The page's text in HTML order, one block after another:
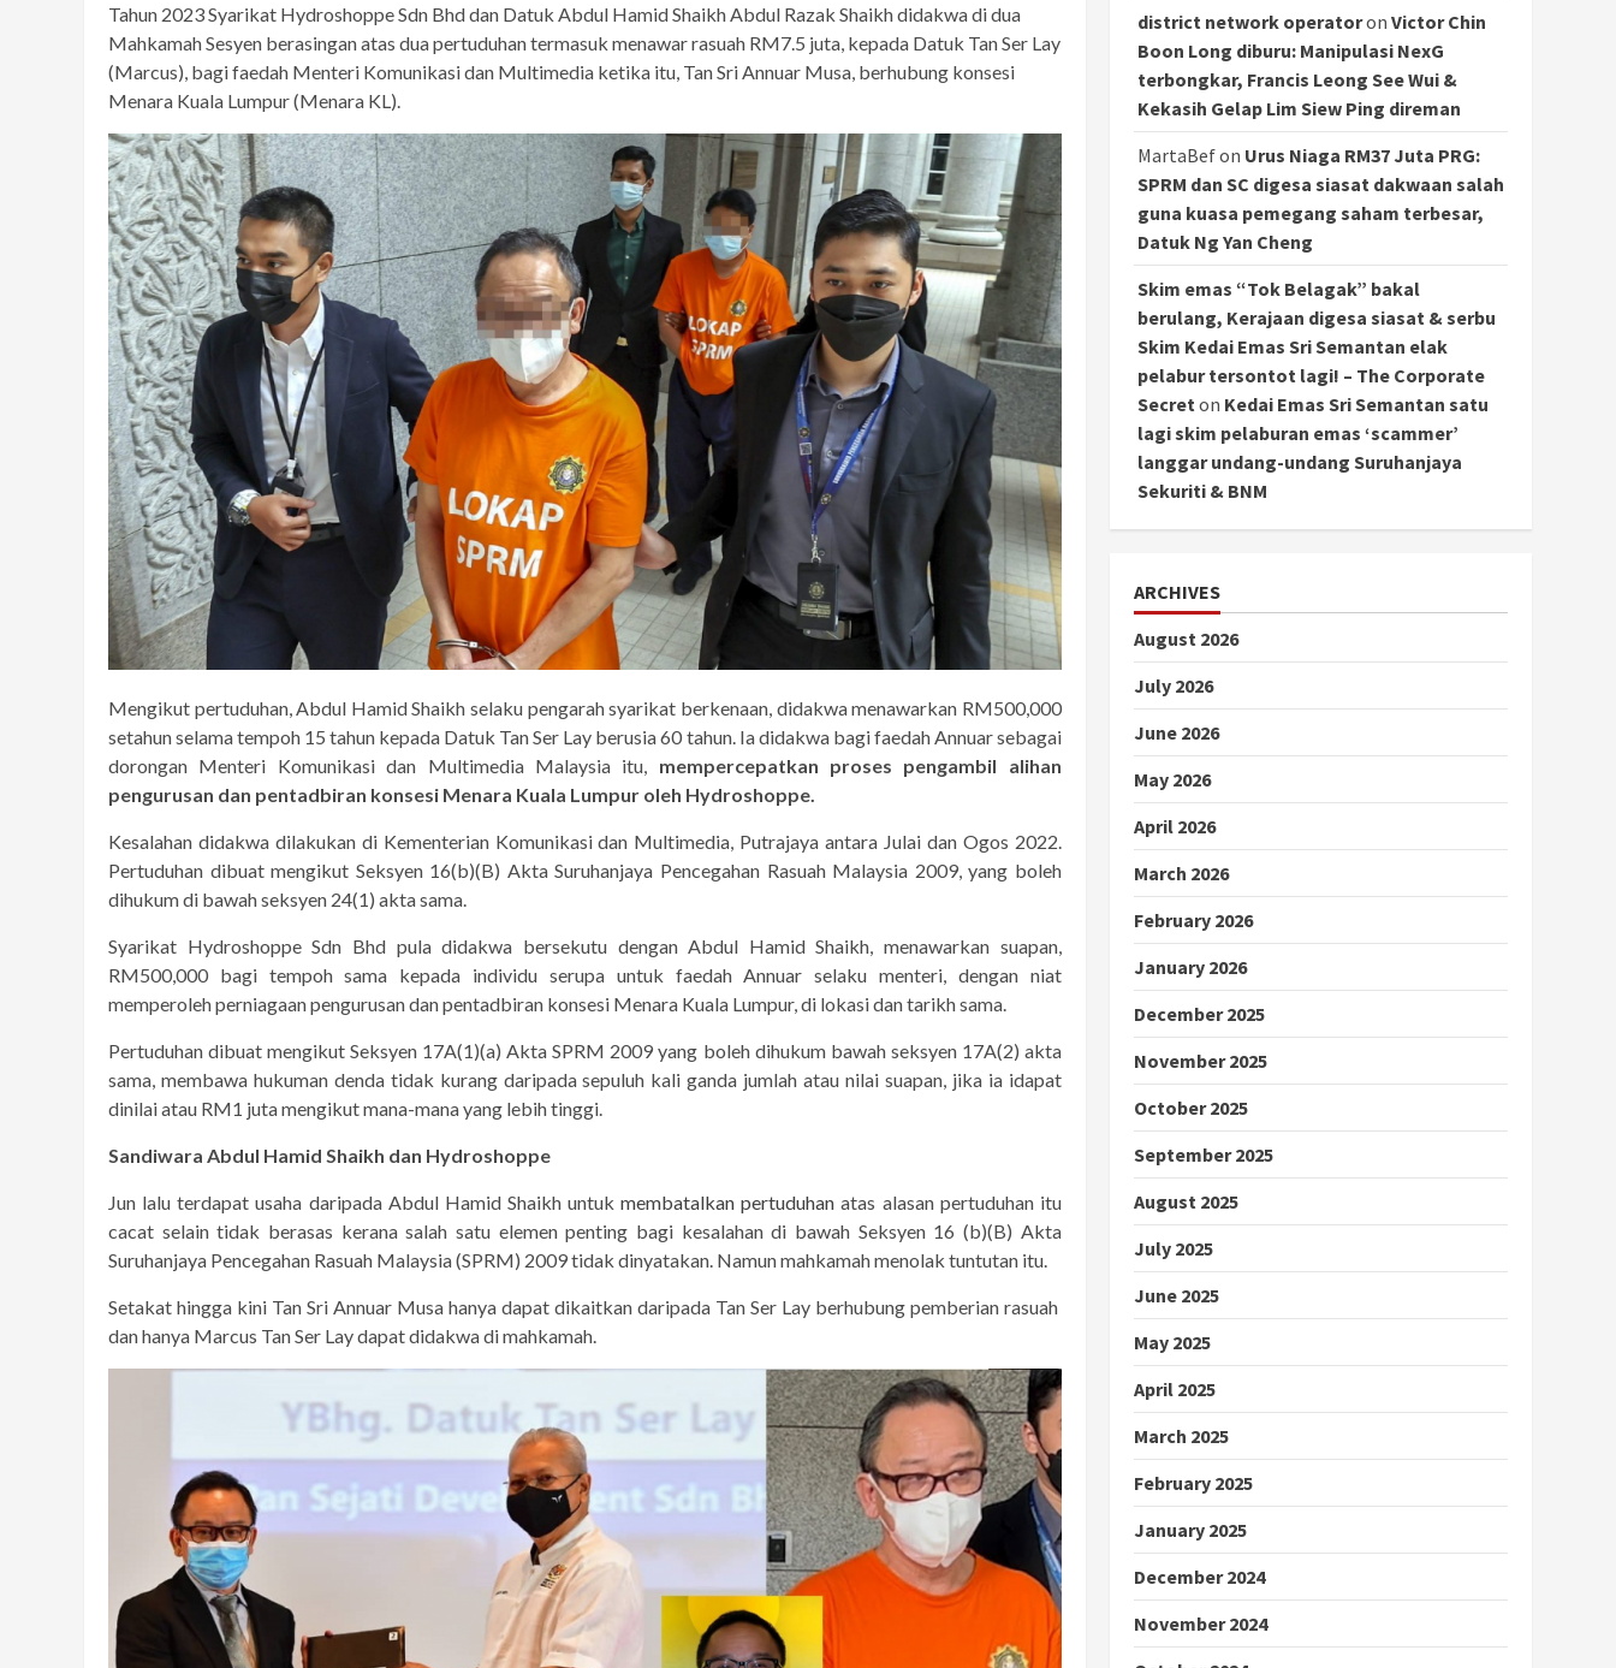
Tahun 2023 Syarikat Hydroshoppe Sdn Bhd dan Datuk Abdul Hamid Shaikh Abdul Razak Shaikh didakwa di dua
Mahkamah Sesyen berasingan atas dua pertuduhan termasuk menawar rasuah RM7.5 juta, kepada Datuk Tan Ser Lay
(Marcus), bagi faedah Menteri Komunikasi dan Multimedia ketika itu, Tan Sri Annuar Musa, berhubung konsesi
Menara Kuala Lumpur (Menara KL).
Mengikut pertuduhan, Abdul Hamid Shaikh selaku pengarah syarikat berkenaan, didakwa menawarkan RM500,000
setahun selama tempoh 15 tahun kepada Datuk Tan Ser Lay berusia 60 tahun. Ia didakwa bagi faedah Annuar sebagai
dorongan Menteri Komunikasi dan Multimedia Malaysia itu, mempercepatkan proses pengambil alihan
pengurusan dan pentadbiran konsesi Menara Kuala Lumpur oleh Hydroshoppe.
Kesalahan didakwa dilakukan di Kementerian Komunikasi dan Multimedia, Putrajaya antara Julai dan Ogos 2022.
Pertuduhan dibuat mengikut Seksyen 16(b)(B) Akta Suruhanjaya Pencegahan Rasuah Malaysia 2009, yang boleh
dihukum di bawah seksyen 24(1) akta sama.
Syarikat Hydroshoppe Sdn Bhd pula didakwa bersekutu dengan Abdul Hamid Shaikh, menawarkan suapan,
RM500,000 bagi tempoh sama kepada individu serupa untuk faedah Annuar selaku menteri, dengan niat
memperoleh perniagaan pengurusan dan pentadbiran konsesi Menara Kuala Lumpur, di lokasi dan tarikh sama.
Pertuduhan dibuat mengikut Seksyen 17A(1)(a) Akta SPRM 2009 yang boleh dihukum bawah seksyen 17A(2) akta
sama, membawa hukuman denda tidak kurang daripada sepuluh kali ganda jumlah atau nilai suapan, jika ia idapat
dinilai atau RM1 juta mengikut mana-mana yang lebih tinggi.
Sandiwara Abdul Hamid Shaikh dan Hydroshoppe
Jun lalu terdapat usaha daripada Abdul Hamid Shaikh untukmembatalkan pertuduhanatas alasan pertuduhan itu
cacat selain tidak berasas kerana salah satu elemen penting bagi kesalahan di bawah Seksyen 16 (b)(B) Akta
Suruhanjaya Pencegahan Rasuah Malaysia (SPRM) 2009 tidak dinyatakan. Namun mahkamah menolak tuntutan itu.
Setakat hingga kini Tan Sri Annuar Musa hanya dapat dikaitkan daripada Tan Ser Lay berhubung pemberian rasuah
dan hanya Marcus Tan Ser Lay dapat didakwa di mahkamah.
district network operatoron Victor Chin
Boon Long diburu: Manipulasi NexG
terbongkar, Francis Leong See Wui &
Kekasih Gelap Lim Siew Ping direman
MartaBefon Urus Niaga RM37 Juta PRG:
SPRM dan SC digesa siasat dakwaan salah
guna kuasa pemegang saham terbesar,
Datuk Ng Yan Cheng
Skim emas “Tok Belagak” bakal
berulang, Kerajaan digesa siasat & serbu
Skim Kedai Emas Sri Semantan elak
pelabur tersontot lagi! – The Corporate
Secret on Kedai Emas Sri Semantan satu
lagi skim pelaburan emas ‘scammer’
langgar undang-undang Suruhanjaya
Sekuriti & BNM
ARCHIVES
August 2026
July 2026
June 2026
May 2026
April 2026
March 2026
February 2026
January 2026
December 2025
November 2025
October 2025
September 2025
August 2025
July 2025
June 2025
May 2025
April 2025
March 2025
February 2025
January 2025
December 2024
November 2024